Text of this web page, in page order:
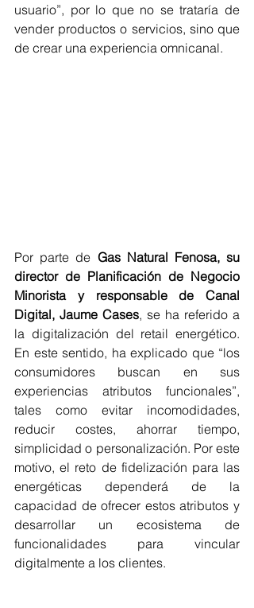
usuario”, por lo que no se trataría de
vender productos o servicios, sino que
de crear una experiencia omnicanal.
Por parte de Gas Natural Fenosa, su
director de Planificación de Negocio
Minorista y responsable de Canal
Digital, Jaume Cases, se ha referido a
la digitalización del retail energético.
En este sentido, ha explicado que “los
consumidores buscan en sus
experiencias atributos funcionales”,
tales como evitar incomodidades,
reducir costes, ahorrar tiempo,
simplicidad o personalización. Por este
motivo, el reto de fidelización para las
energéticas dependerá de la
capacidad de ofrecer estos atributos y
desarrollar un ecosistema de
funcionalidades para vincular
digitalmente a los clientes.